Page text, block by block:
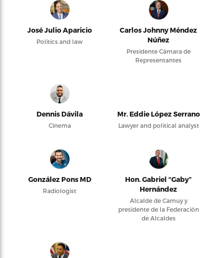
José Julio Aparicio
Politics and law
Carlos Johnny Méndez
Núñez
Presidente Cámara de
Representantes
Dennis Dávila
Cinema
Mr. Eddie López Serrano
Lawyer and political analyst
González Pons MD
Radiologist
Hon. Gabriel “Gaby”
Hernández
Alcalde de Camuy y
presidente de la Federación
de Alcaldes